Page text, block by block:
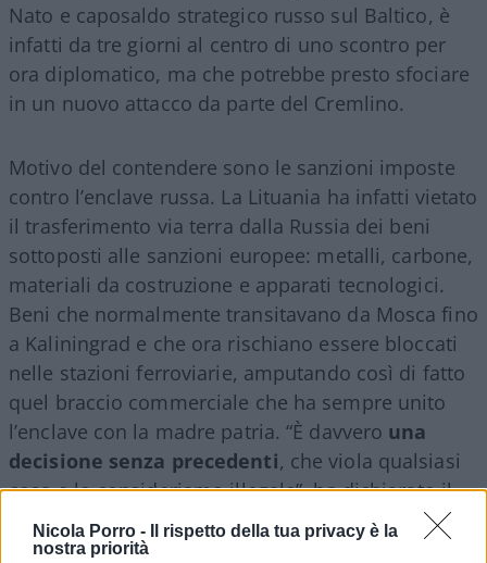
Nicola Porro -
Il rispetto della tua privacy è la
nostra priorità
Nato e caposaldo strategico russo sul Baltico, è
infatti da tre giorni al centro di uno scontro per
ora diplomatico, ma che potrebbe presto sfociare
in un nuovo attacco da parte del Cremlino.
Motivo del contendere sono le sanzioni imposte
contro l’enclave russa. La Lituania ha infatti vietato
il trasferimento via terra dalla Russia dei beni
sottoposti alle sanzioni europee: metalli, carbone,
materiali da costruzione e apparati tecnologici.
Beni che normalmente transitavano da Mosca fino
a Kaliningrad e che ora rischiano essere bloccati
nelle stazioni ferroviarie, amputando così di fatto
quel braccio commerciale che ha sempre unito
l’enclave con la madre patria. “È davvero una
decisione senza precedenti, che viola qualsiasi
cosa e lo consideriamo illegale”, ha dichiarato il
portavoce del Cremlino, Dmitry Pskov. “La
Federazione Russa – ha aggiunto il ministro degli